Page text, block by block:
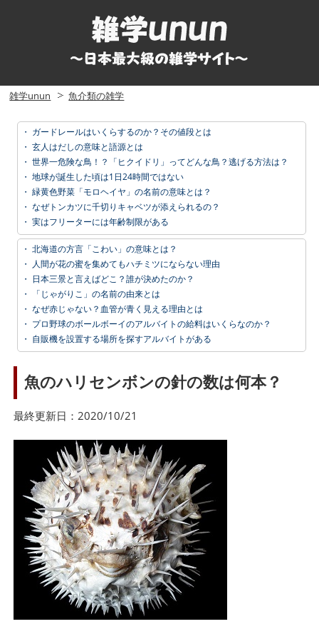
雑学unun 魚介類の雑学
・ ガードレールはいくらするのか？その値段とは
・ 玄人はだしの意味と語源とは
・ 世界一危険な鳥！？「ヒクイドリ」ってどんな鳥？逃げる方法は？
・ 地球が誕生した頃は1日24時間ではない
・ 緑黄色野菜「モロヘイヤ」の名前の意味とは？
・ なぜトンカツに千切りキャベツが添えられるの？
・ 実はフリーターには年齢制限がある
・ 北海道の方言「こわい」の意味とは？
・ 人間が花の蜜を集めてもハチミツにならない理由
・ 日本三景と言えばどこ？誰が決めたのか？
・
「じゃがりこ」の名前の由来とは
・ なぜ赤じゃない？血管が青く見える理由とは
・ プロ野球のボールボーイのアルバイトの給料はいくらなのか？
・ 自販機を設置する場所を探すアルバイトがある
魚のハリセンボンの針の数は何本？
最終更新日：2020/10/21